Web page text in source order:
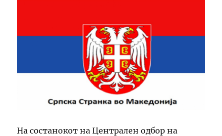
На состанокот на Централен одбор на